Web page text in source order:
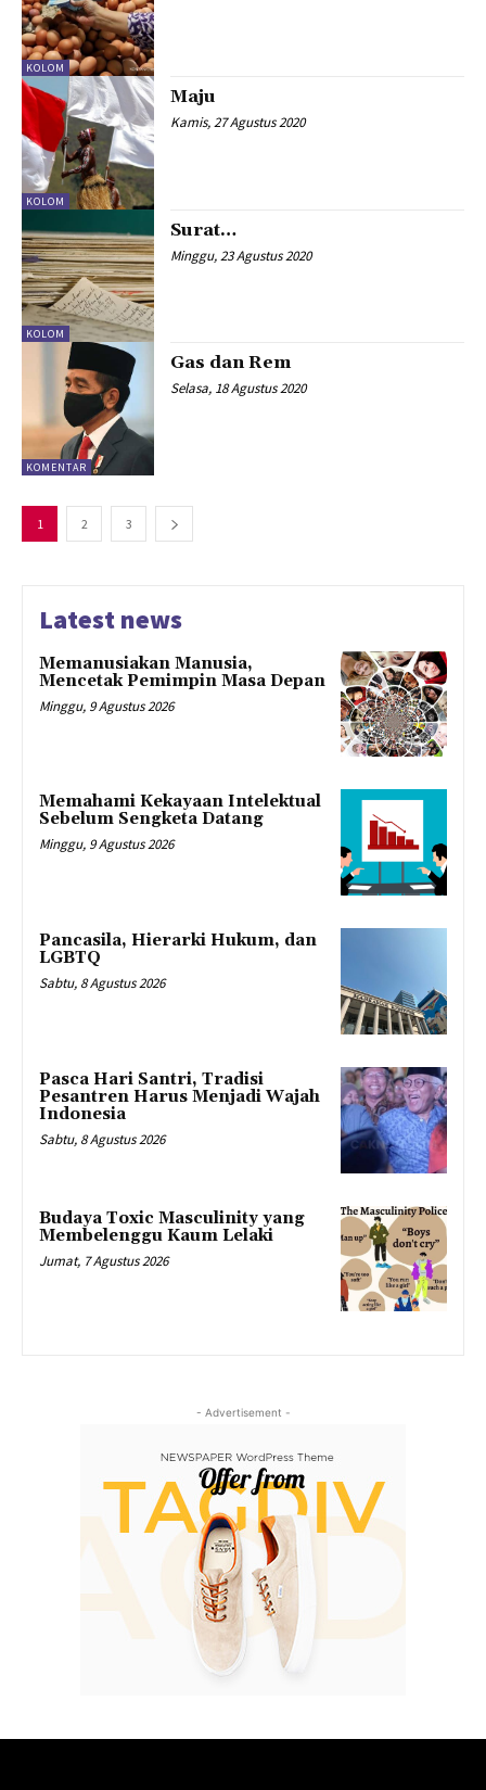
KOLOM
KOLOM
Maju
Kamis, 27 Agustus 2020
KOLOM
Surat…
Minggu, 23 Agustus 2020
KOMENTAR
Gas dan Rem
Selasa, 18 Agustus 2020
1 2 3
Latest news
Memanusiakan Manusia,
Mencetak Pemimpin Masa Depan
Minggu, 9 Agustus 2026
Memahami Kekayaan Intelektual
Sebelum Sengketa Datang
Minggu, 9 Agustus 2026
Pancasila, Hierarki Hukum, dan
LGBTQ
Sabtu, 8 Agustus 2026
Pasca Hari Santri, Tradisi
Pesantren Harus Menjadi Wajah
Indonesia
Sabtu, 8 Agustus 2026
Budaya Toxic Masculinity yang
Membelenggu Kaum Lelaki
Jumat, 7 Agustus 2026
- Advertisement -